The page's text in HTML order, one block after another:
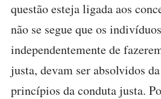
questão esteja ligada aos
não se segue que os
independentemente de
justa, devam ser absolvidos
princípios da conduta justa.